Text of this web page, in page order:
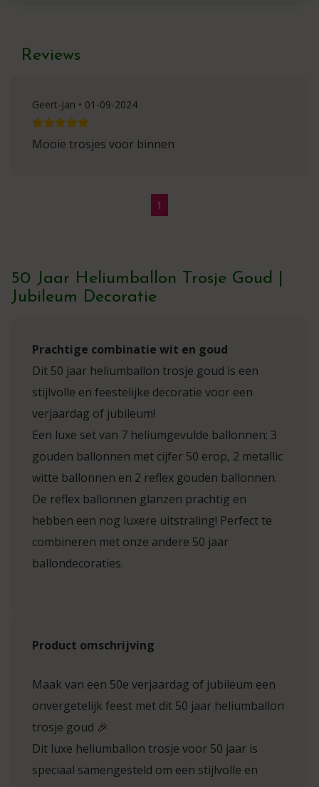
Reviews
Geert-Jan • 01-09-2024
Mooie trosjes voor binnen
1
50 Jaar Heliumballon Trosje Goud |
Jubileum Decoratie
Prachtige combinatie wit en goud
Dit 50 jaar heliumballon trosje goud is een
stijlvolle en feestelijke decoratie voor een
verjaardag of jubileum!
Een luxe set van 7 heliumgevulde ballonnen; 3
gouden ballonnen met cijfer 50 erop, 2 metallic
witte ballonnen en 2 reflex gouden ballonnen.
De reflex ballonnen glanzen prachtig en
hebben een nog luxere uitstraling! Perfect te
combineren met onze andere 50 jaar
ballondecoraties.
Product omschrijving
Maak van een 50e verjaardag of jubileum een
onvergetelijk feest met dit 50 jaar heliumballon
trosje goud 🎉
Dit luxe heliumballon trosje voor 50 jaar is
speciaal samengesteld om een stijlvolle en